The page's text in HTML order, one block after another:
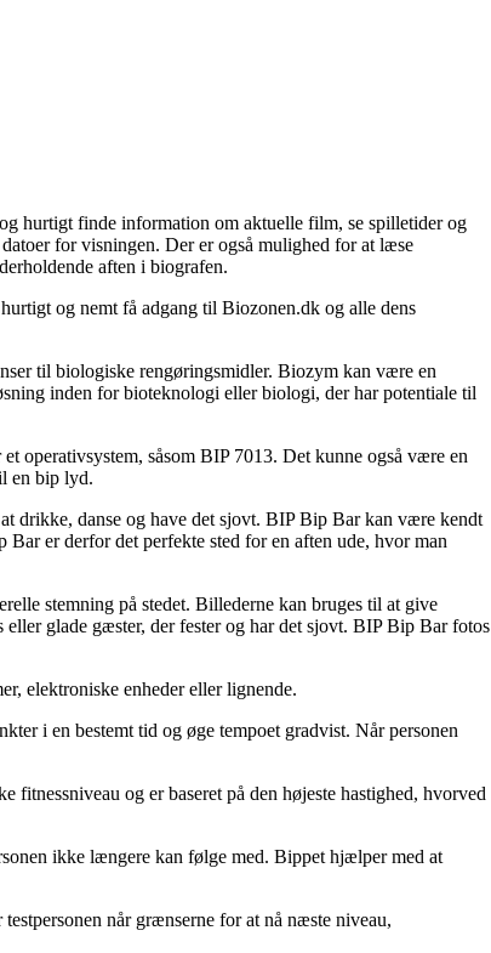
hurtigt finde information om aktuelle film, se spilletider og
for visningen. Der er også mulighed for at læse
aften i biografen.
og nemt få adgang til Biozonen.dk og alle dens
til biologiske rengøringsmidler. Biozym kan være en
inden for bioteknologi eller biologi, der har potentiale til
operativsystem, såsom BIP 7013. Det kunne også være en
en bip lyd.
drikke, danse og have det sjovt. BIP Bip Bar kan være kendt
er derfor det perfekte sted for en aften ude, hvor man
stemning på stedet. Billederne kan bruges til at give
glade gæster, der fester og har det sjovt. BIP Bip Bar fotos
elektroniske enheder eller lignende.
i en bestemt tid og øge tempoet gradvist. Når personen
fitnessniveau og er baseret på den højeste hastighed, hvorved
ikke længere kan følge med. Bippet hjælper med at
når grænserne for at nå næste niveau,